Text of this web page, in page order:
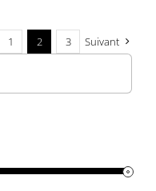
1 2 3 Suivant